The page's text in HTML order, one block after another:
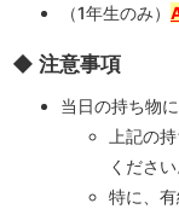
（1年生のみ）
◆ 注意事項
当日の持ち物
上記の
ください
特に、